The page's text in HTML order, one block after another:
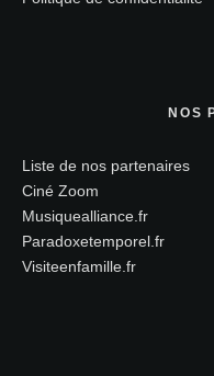
NOS
Liste de nos partenaires
Ciné Zoom
Musiquealliance.fr
Paradoxetemporel.fr
Visiteenfamille.fr